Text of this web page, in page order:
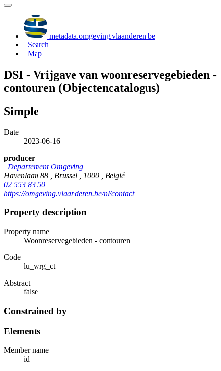
metadata.omgeving.vlaanderen.be
Search
Map
DSI - Vrijgave van woonreservegebieden -
contouren (Objectencatalogus)
Simple
Date
2023-06-16
producer
Departement Omgeving
Havenlaan 88 , Brussel , 1000 , België
02 553 83 50
https://omgeving.vlaanderen.be/nl/contact
Property description
Property name
Woonreservegebieden - contouren
Code
lu_wrg_ct
Abstract
false
Constrained by
Elements
Member name
id